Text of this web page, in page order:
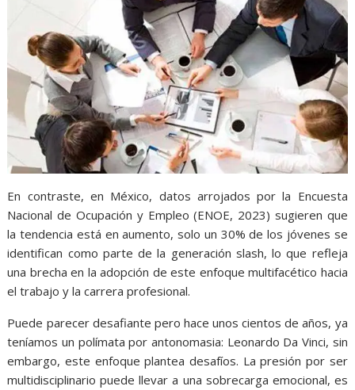
En contraste, en México, datos arrojados por la Encuesta
Nacional de Ocupación y Empleo (ENOE, 2023) sugieren que
la tendencia está en aumento, solo un 30% de los jóvenes se
identifican como parte de la generación slash, lo que refleja
una brecha en la adopción de este enfoque multifacético hacia
el trabajo y la carrera profesional.
Puede parecer desafiante pero hace unos cientos de años, ya
teníamos un polímata por antonomasia: Leonardo Da Vinci, sin
embargo, este enfoque plantea desafíos. La presión por ser
multidisciplinario puede llevar a una sobrecarga emocional, es